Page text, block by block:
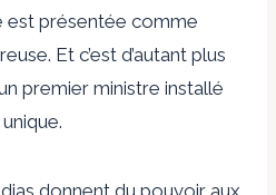
est présentée comme
Et c’est d’autant plus
premier ministre installé
donnent du pouvoir aux